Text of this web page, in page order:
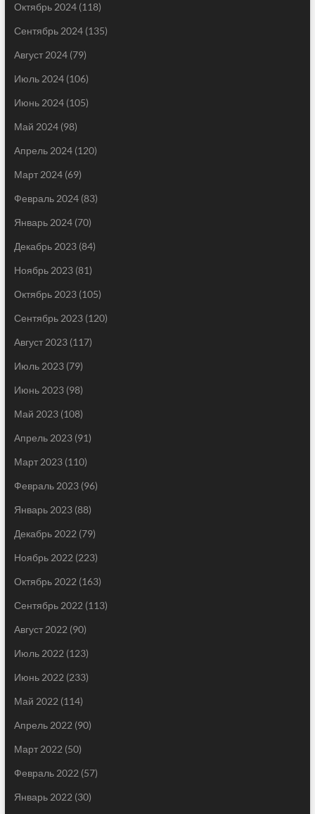
Октябрь 2024(118)
Сентябрь 2024(135)
Август 2024(79)
Июль 2024(106)
Июнь 2024(105)
Май 2024(98)
Апрель 2024(120)
Март 2024(69)
Февраль 2024(83)
Январь 2024(70)
Декабрь 2023(84)
Ноябрь 2023(81)
Октябрь 2023(105)
Сентябрь 2023(120)
Август 2023(117)
Июль 2023(79)
Июнь 2023(98)
Май 2023(108)
Апрель 2023(91)
Март 2023(110)
Февраль 2023(96)
Январь 2023(88)
Декабрь 2022 (79)
Ноябрь 2022 (223)
Октябрь 2022 (163)
Сентябрь 2022 (113)
Август 2022 (90)
Июль 2022 (123)
Июнь 2022 (233)
Май 2022 (114)
Апрель 2022 (90)
Март 2022 (50)
Февраль 2022 (57)
Январь 2022 (30)